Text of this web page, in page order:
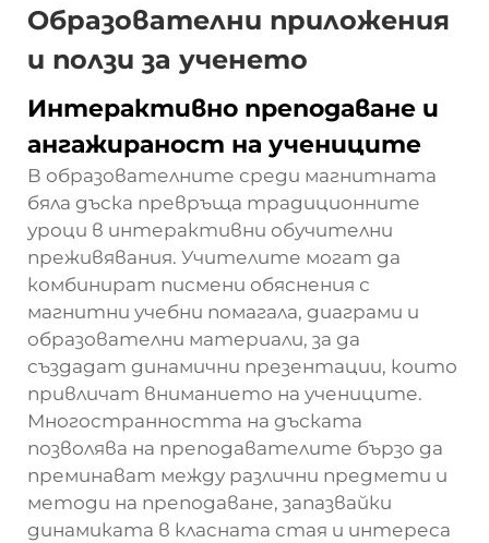
Образователни приложения
и ползи за ученето
Интерактивно преподаване и
ангажираност на учениците
В образователните среди магнитната
бяла дъска превръща традиционните
уроци в интерактивни обучителни
преживявания. Учителите могат да
комбинират писмени обяснения с
магнитни учебни помагала, диаграми и
образователни материали, за да
създадат динамични презентации, които
привличат вниманието на учениците.
Многостранността на дъската
позволява на преподавателите бързо да
преминават между различни предмети и
методи на преподаване, запазвайки
динамиката в класната стая и интереса